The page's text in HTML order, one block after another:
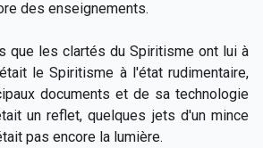
des enseignements.
que les clartés du Spiritisme ont lui à
le Spiritisme à l'état rudimentaire,
documents et de sa technologie
un reflet, quelques jets d'un mince
pas encore la lumière.